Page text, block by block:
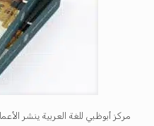
مركز أبوظبي للغة العربية ينشر الأعمال